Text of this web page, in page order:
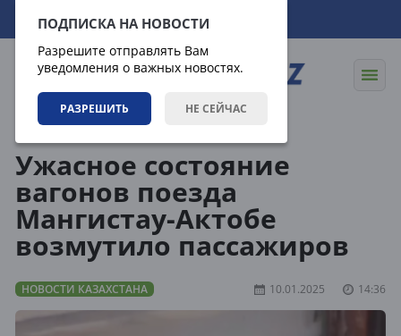
ПОДПИСКА НА НОВОСТИ
Разрешите отправлять Вам
уведомления о важных новостях.
РАЗРЕШИТЬ НЕ СЕЙЧАС
08.08.2026 08:55:48
Ужасное состояние
вагонов поезда
Мангистау-Актобе
возмутило пассажиров
НОВОСТИ КАЗАХСТАНА 10.01.2025 14:36